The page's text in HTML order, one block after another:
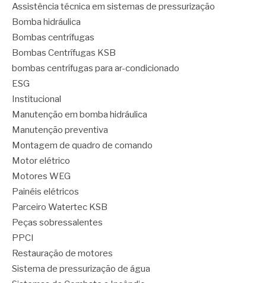
Assistência técnica em sistemas de pressurização
Bomba hidráulica
Bombas centrífugas
Bombas Centrífugas KSB
bombas centrífugas para ar-condicionado
ESG
Institucional
Manutenção em bomba hidráulica
Manutenção preventiva
Montagem de quadro de comando
Motor elétrico
Motores WEG
Painéis elétricos
Parceiro Watertec KSB
Peças sobressalentes
PPCI
Restauração de motores
Sistema de pressurização de água